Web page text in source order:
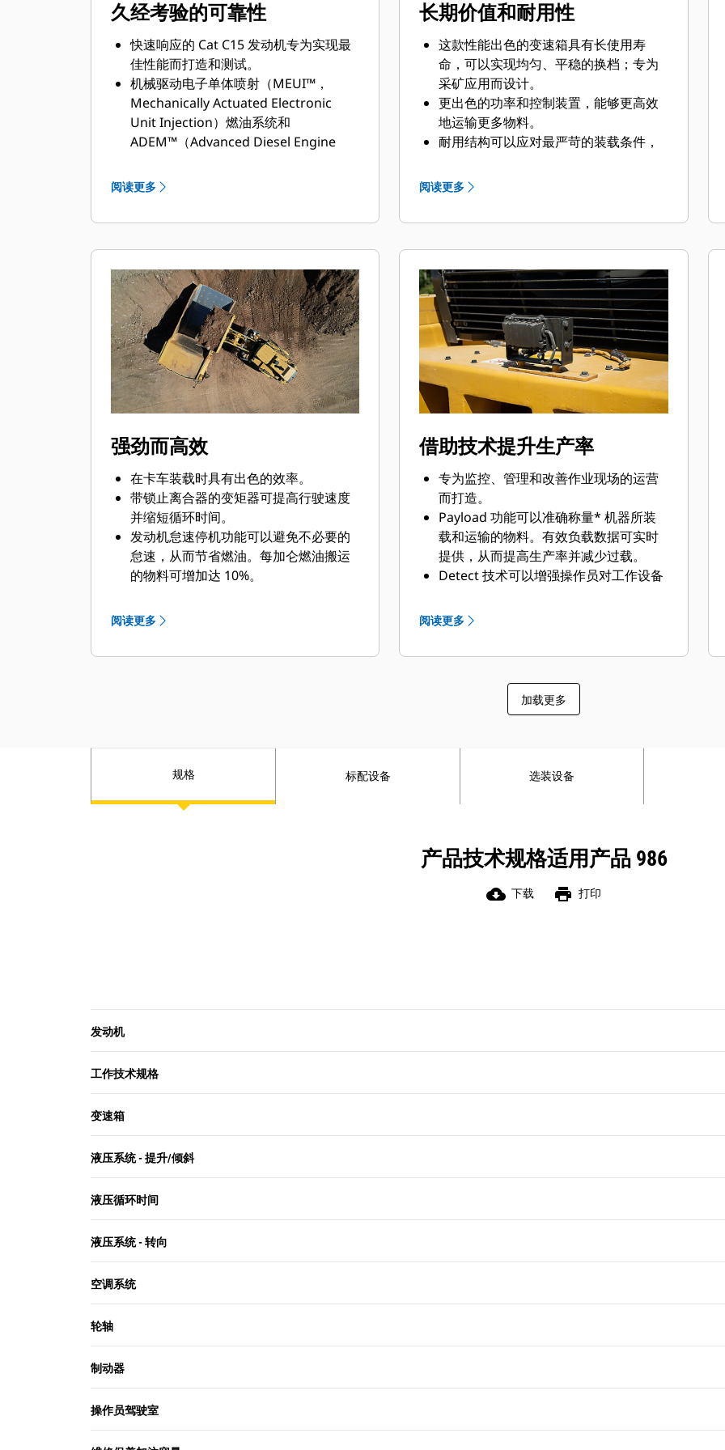
久经考验的可靠性
快速响应的 Cat C15 发动机专为实现最
佳性能而打造和测试。
机械驱动电子单体喷射（MEUI™，
Mechanically Actuated Electronic
Unit Injection）燃油系统和
ADEM™（Advanced Diesel Engine
A5 电子控制模块可以管理燃油输送，实
提供 14 吨有效负载的集料处理机配置。
阅读更多
长期价值和耐用性
这款性能出色的变速箱具有长使用寿
命，可以实现均匀、平稳的换档；专为
采矿应用而设计。
更出色的功率和控制装置，能够更高效
地运输更多物料。
耐用结构可以应对最严苛的装载条件，
变速箱空档器踏板可延长行车制动器使
功率。
先进的过滤系统增强了液压系统的性能
和可靠性。
阅读更多
强劲而高效
在卡车装载时具有出色的效率。
带锁止离合器的变矩器可提高行驶速度
并缩短循环时间。
发动机怠速停机功能可以避免不必要的
怠速，从而节省燃油。每加仑燃油搬运
的物料可增加达 10%。
低。
阅读更多
借助技术提升生产率
专为监控、管理和改善作业现场的运营
而打造。
Payload 功能可以准确称量* 机器所装
载和运输的物料。有效负载数据可实时
提供，从而提高生产率并减少过载。
Detect 技术可以增强操作员对工作设备
惕，从而保证作业现场人员和资产的安
VisionLink® 技术能够实现您与设备的
的重要信息。
获取对您的机器或设备机群表现情况的
可选的 Advanced Productivity 订阅服
务提供了综合全面的实用信息，可以帮
能力。
阅读更多
加载更多
规格 标配设备 选装设备
产品技术规格适用产品 986
cloud_download 下载 print 打印
发动机
工作技术规格
变速箱
液压系统 - 提升/倾斜
液压循环时间
液压系统 - 转向
空调系统
轮轴
制动器
操作员驾驶室